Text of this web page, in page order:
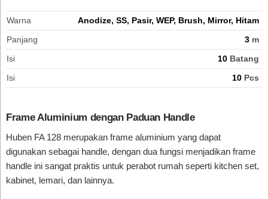
Warna
Anodize, SS, Pasir, WEP, Brush, Mirror, Hitam
Panjang
3 m
Isi
10 Batang
Isi
10 Pcs
Frame Aluminium dengan Paduan Handle
Huben FA 128 merupakan frame aluminium yang dapat
digunakan sebagai handle, dengan dua fungsi menjadikan frame
handle ini sangat praktis untuk perabot rumah seperti kitchen set,
kabinet, lemari, dan lainnya.